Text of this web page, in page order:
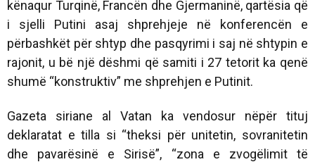
kënaqur Turqinë, Francën dhe Gjermaninë, qartësia që
i sjelli Putini asaj shprehjeje në konferencën e
përbashkët për shtyp dhe pasqyrimi i saj në shtypin e
rajonit, u bë një dëshmi që samiti i 27 tetorit ka qenë
shumë “konstruktiv” me shprehjen e Putinit.
Gazeta siriane al Vatan ka vendosur nëpër tituj
deklaratat e tilla si “theksi për unitetin, sovranitetin
dhe pavarësinë e Sirisë”, “zona e zvogëlimit të